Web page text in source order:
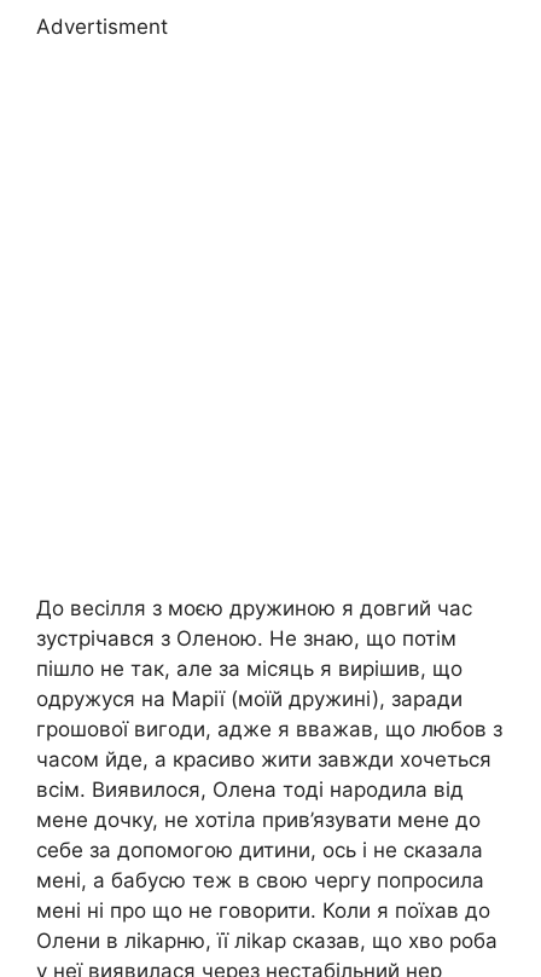
Advertisment
До весілля з моєю дружиною я довгий час
зустрічався з Оленою. Не знаю, що потім
пішло не так, але за місяць я вирішив, що
одружуся на Марії (моїй дружині), заради
грошової вигоди, адже я вважав, що любов з
часом йде, а красиво жити завжди хочеться
всім. Виявилося, Олена тоді народила від
мене дочку, не хотіла прив’язувати мене до
себе за допомогою дитини, ось і не сказала
мені, а бабусю теж в свою чергу попросила
мені ні про що не говорити. Коли я поїхав до
Олени в ліkарню, її ліkaр сказав, що хво роба
у неї виявилася через нестабільний нер